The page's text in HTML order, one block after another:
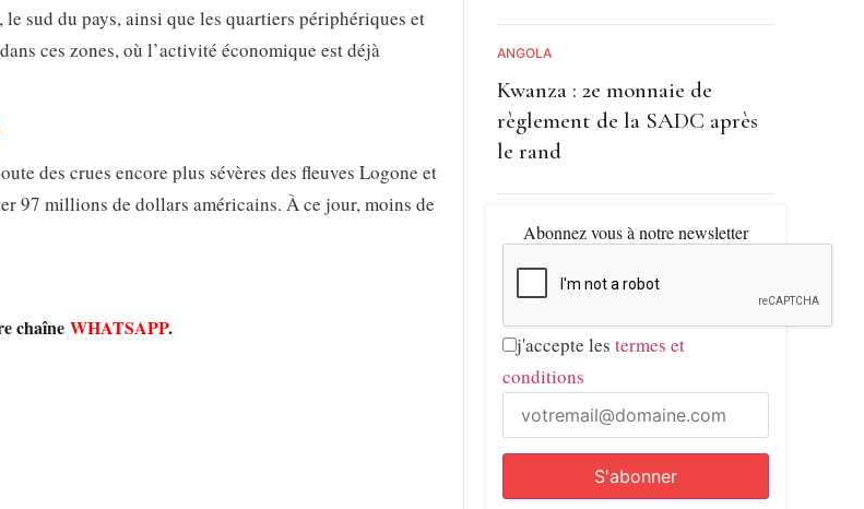
sud du pays, ainsi que les quartiers périphériques et
ces zones, où l’activité économique est déjà
des crues encore plus sévères des fleuves Logone et
97 millions de dollars américains. À ce jour, moins de
chaîneWHATSAPP.
ANGOLA
Kwanza : 2e monnaie de
règlement de la SADC après
le rand
Abonnez vous à notre newsletter
j'accepte les termes et
conditions